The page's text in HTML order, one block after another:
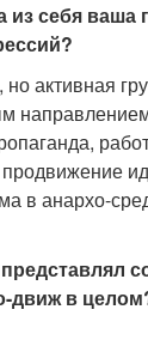
себя ваша
активная
в анархо-
движ в